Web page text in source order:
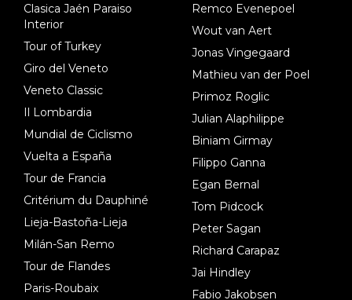
Clasica Jaén Paraiso
Interior
Tour of Turkey
Giro del Veneto
Veneto Classic
Il Lombardia
Mundial de Ciclismo
Vuelta a España
Tour de Francia
Critérium du Dauphiné
Lieja-Bastoña-Lieja
Milán-San Remo
Tour de Flandes
Paris-Roubaix
Remco Evenepoel
Wout van Aert
Jonas Vingegaard
Mathieu van der Poel
Primoz Roglic
Julian Alaphilippe
Biniam Girmay
Filippo Ganna
Egan Bernal
Tom Pidcock
Peter Sagan
Richard Carapaz
Jai Hindley
Fabio Jakobsen